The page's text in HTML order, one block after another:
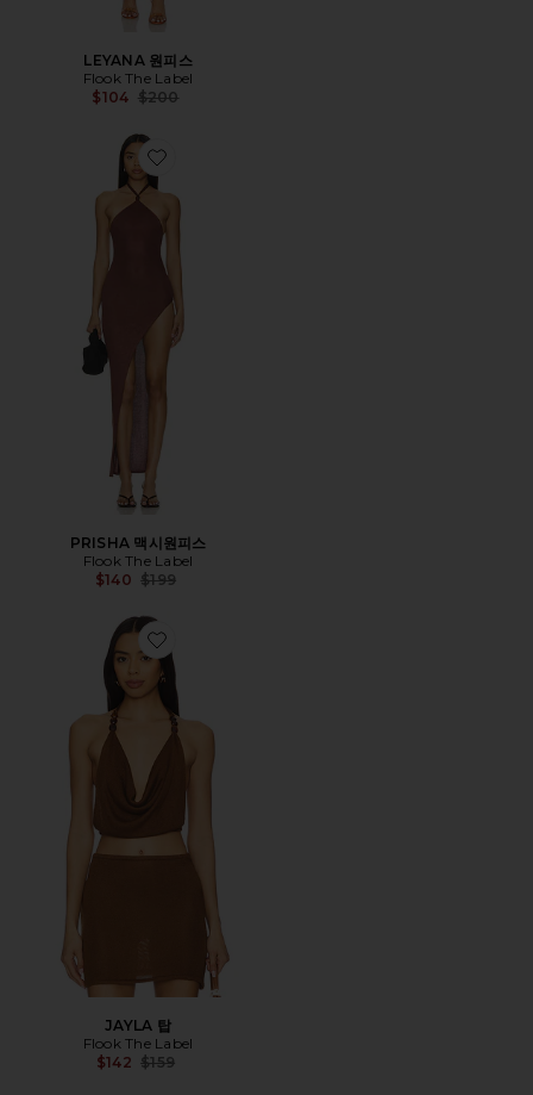
LEYANA 원피스
Flook The Label
$104 Previous price:
$200
Favorite PRISHA 맥시원피스
PRISHA 맥시원피스
Flook The Label
$140 Previous price:
$199
Favorite JAYLA 탑
JAYLA 탑
Flook The Label
$142 Previous price:
$159